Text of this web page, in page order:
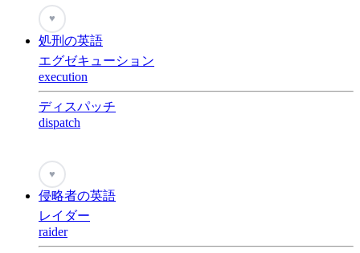
♥
処刑の英語
エグゼキューション
execution
ディスパッチ
dispatch
♥
侵略者の英語
レイダー
raider